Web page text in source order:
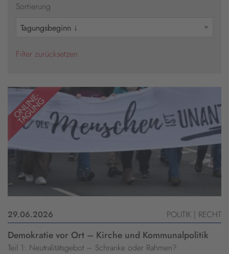
Sortierung
Filter zurücksetzen
29.06.2026 POLITIK | RECHT
Demokratie vor Ort – Kirche und Kommunalpolitik
Teil 1: Neutralitätsgebot – Schranke oder Rahmen?